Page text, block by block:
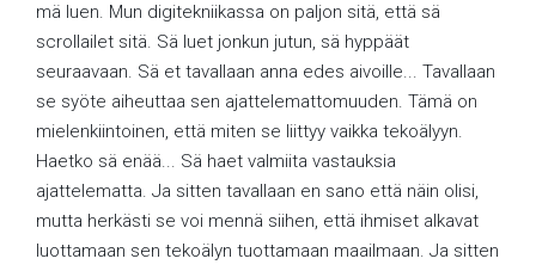
mä luen. Mun digitekniikassa on paljon sitä, että sä
scrollailet sitä. Sä luet jonkun jutun, sä hyppäät
seuraavaan. Sä et tavallaan anna edes aivoille... Tavallaan
se syöte aiheuttaa sen ajattelemattomuuden. Tämä on
mielenkiintoinen, että miten se liittyy vaikka tekoälyyn.
Haetko sä enää... Sä haet valmiita vastauksia
ajattelematta. Ja sitten tavallaan en sano että näin olisi,
mutta herkästi se voi mennä siihen, että ihmiset alkavat
luottamaan sen tekoälyn tuottamaan maailmaan. Ja sitten